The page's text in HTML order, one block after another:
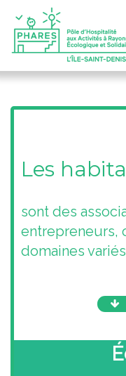
Les
sont des
entrepreneurs,
domaines